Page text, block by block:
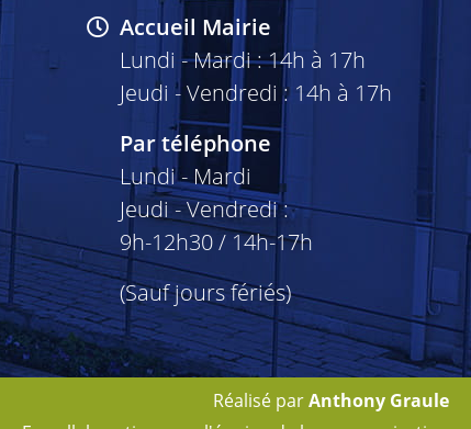
Accueil Mairie
Lundi - Mardi : 14h à 17h
Jeudi - Vendredi : 14h à 17h
Par téléphone
Lundi - Mardi
Jeudi - Vendredi :
9h-12h30 / 14h-17h
(Sauf jours fériés)
Réalisé parAnthony Graule